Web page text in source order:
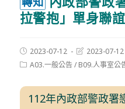
拉警抱」單身聯
Post
published:
2023-07-12
Post
modified:
2023-07-12
PostA03.一般公告/ B09.人事室公
112年內政部警政署